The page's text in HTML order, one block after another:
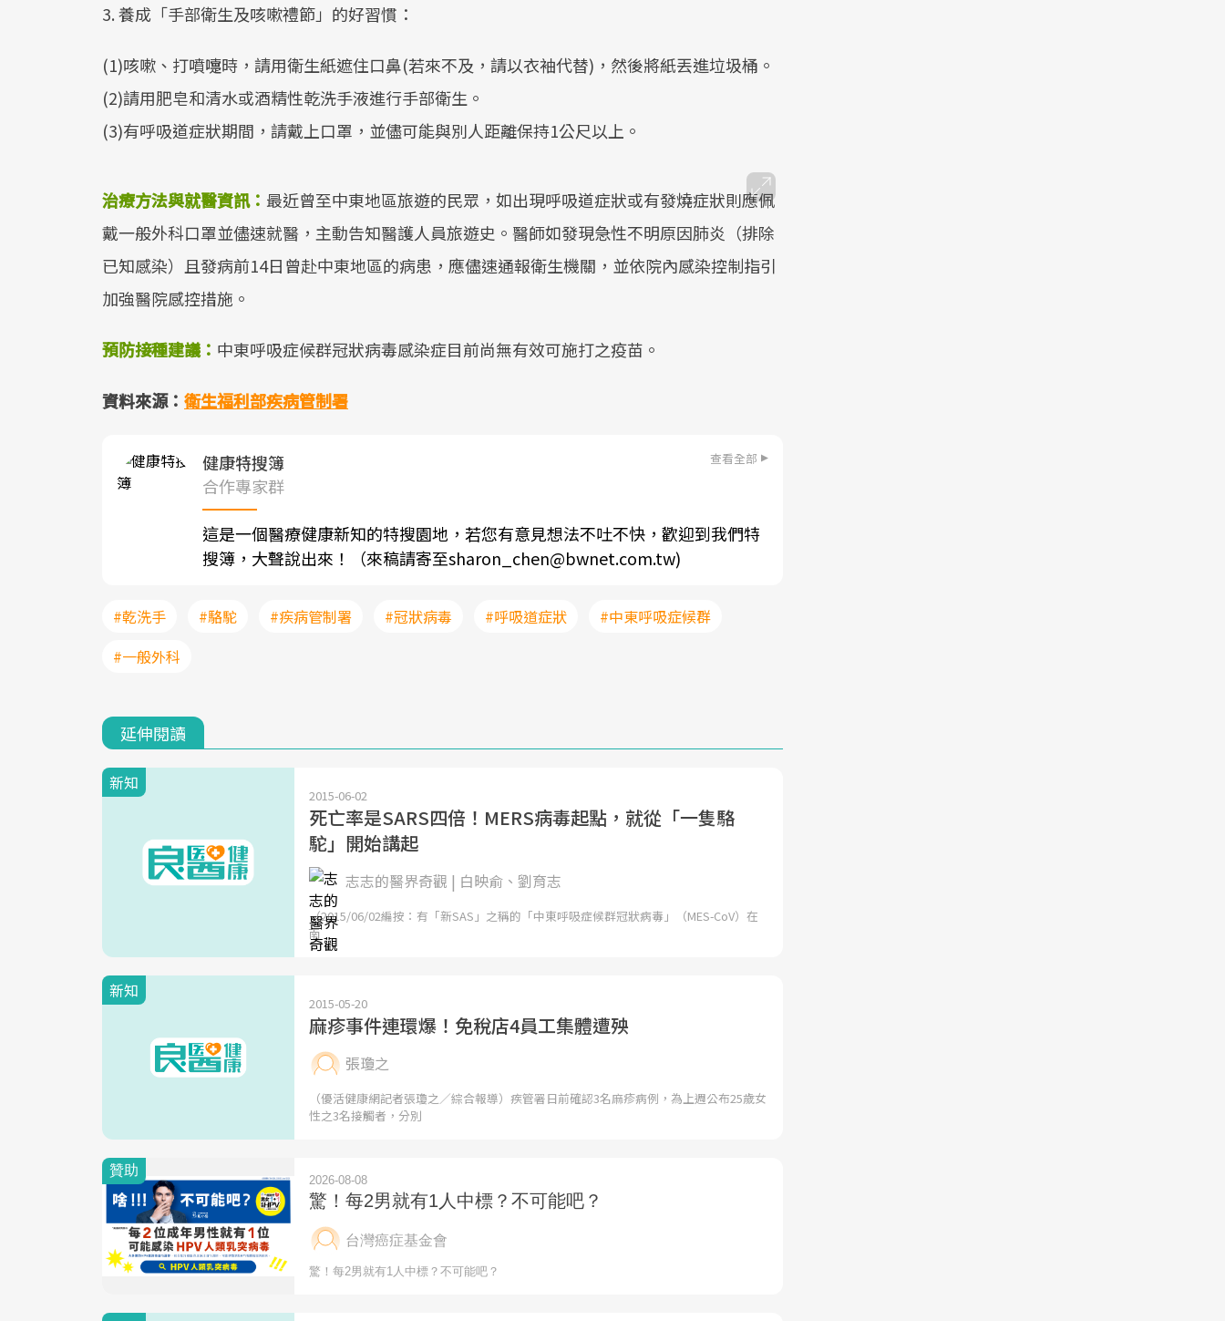
3. 養成「手部衛生及咳嗽禮節」的好習慣：
(1)咳嗽、打噴嚏時，請用衛生紙遮住口鼻(若來不及，請以衣袖代替)，然後將紙丟進垃圾桶。
(2)請用肥皂和清水或酒精性乾洗手液進行手部衛生。
(3)有呼吸道症狀期間，請戴上口罩，並儘可能與別人距離保持1公尺以上。
治療方法與就醫資訊： 最近曾至中東地區旅遊的民眾，如出現呼吸道症狀或有發燒症狀則應佩
戴一般外科口罩並儘速就醫，主動告知醫護人員旅遊史。醫師如發現急性不明原因肺炎（排除
已知感染）且發病前14日曾赴中東地區的病患，應儘速通報衛生機關，並依院內感染控制指引
加強醫院感控措施。
預防接種建議： 中東呼吸症候群冠狀病毒感染症目前尚無有效可施打之疫苗。
資料來源： 衛生福利部疾病管制署
健康特搜簿 查看全部
合作專家群
這是一個醫療健康新知的特搜園地，若您有意見想法不吐不快，歡迎到我們特
搜簿，大聲說出來！（來稿請寄至sharon_chen@bwnet.com.tw)
#乾洗手 #駱駝 #疾病管制署 #冠狀病毒 #呼吸道症狀
#中東呼吸症候群
#一般外科
延伸閱讀
新知
2015-06-02
死亡率是SARS四倍！MERS病毒起點，就從「一隻駱
駝」開始講起
志志的醫界奇觀 | 白映俞、劉育志
（2015/06/02編按：有「新SAS」之稱的「中東呼吸症候群冠狀病毒」（MES-CoV）在
南
新知
2015-05-20
麻疹事件連環爆！免稅店4員工集體遭殃
張瓊之
（優活健康網記者張瓊之／綜合報導）疾管署日前確認3名麻疹病例，為上週公布25歲女
性之3名接觸者，分別